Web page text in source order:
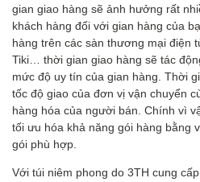
gian giao hàng sẽ ảnh hưởng rất
khách hàng đối với gian hàng của
hàng trên các sàn thương mại điện
Tiki… thời gian giao hàng sẽ tác
mức độ uy tín của gian hàng. Thời
tốc độ giao của đơn vị vận chuyển
hàng hóa của người bán. Chính vì
tối ưu hóa khả năng gói hàng bằng
gói phù hợp.
Với túi niêm phong do 3TH cung